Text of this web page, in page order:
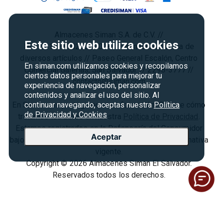
Este sitio web utiliza cookies
En siman.com utilizamos cookies y recopilamos
ciertos datos personales para mejorar tu
experiencia de navegación, personalizar
contenidos y analizar el uso del sitio. Al
continuar navegando, aceptas nuestra Política
de Privacidad y Cookies
Aceptar
Política de Privacidad
Derecho de Retracto
Términos y condiciones
Agosto es diversión
NIT: 0614–170266–001-3 // Almacenes venta de
Comercial Galerías, San Salvador. // 2298-3777 //
contacto@siman.com
En Siman.com protegemos tu información. Conoce cómo
tratamos tus datos en nuestra
Estamos registrados en la Defensoría del Consumidor
N° SCE240-07-2024, cumpliendo con la normativa
Copyright © 2026 Almacenes Siman El Salvador.
Reservados todos los derechos.